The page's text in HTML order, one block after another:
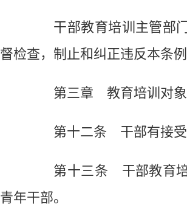
干部教育培训主管部门
督检查，制止和纠正违反本条
第三章 教育培训对象
第十二条 干部有接受
第十三条 干部教育培
青年干部。